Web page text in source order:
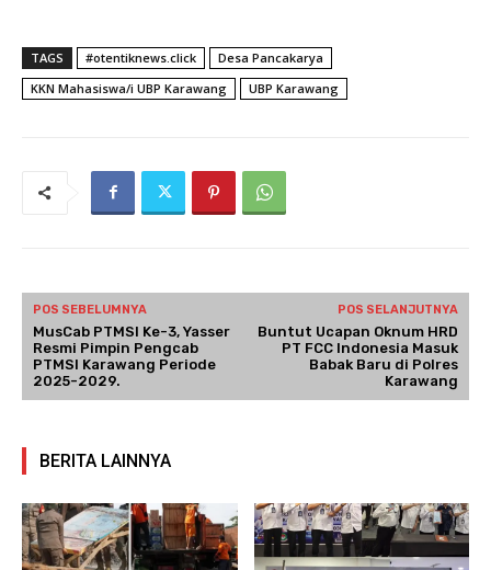
TAGS #otentiknews.click
Desa Pancakarya
KKN Mahasiswa/i UBP Karawang
UBP Karawang
POS SEBELUMNYA
MusCab PTMSI Ke-3, Yasser
Resmi Pimpin Pengcab
PTMSI Karawang Periode
2025-2029.
POS SELANJUTNYA
Buntut Ucapan Oknum HRD
PT FCC Indonesia Masuk
Babak Baru di Polres
Karawang
BERITA LAINNYA